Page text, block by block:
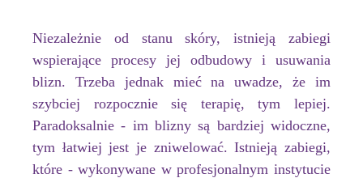
Niezależnie od stanu skóry, istnieją zabiegi
wspierające procesy jej odbudowy i usuwania
blizn. Trzeba jednak mieć na uwadze, że im
szybciej rozpocznie się terapię, tym lepiej.
Paradoksalnie - im blizny są bardziej widoczne,
tym łatwiej jest je zniwelować. Istnieją zabiegi,
które - wykonywane w profesjonalnym instytucie